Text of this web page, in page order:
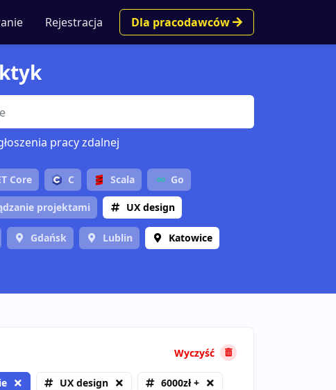
Rejestracja Dla pracodawców
pracy zdalnej
Core C Scala Go
projektami UX design
Gdańsk Lublin Katowice
Wyczyść
UX design 6000zł +